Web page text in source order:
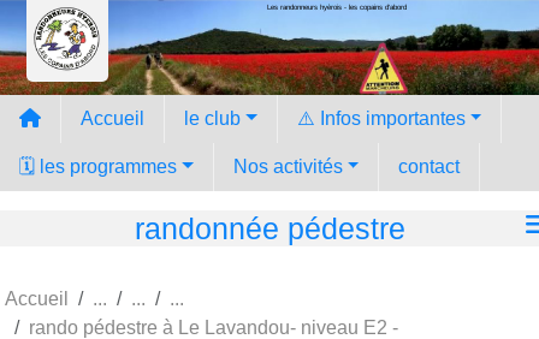
Les randonneurs hyèrois - les copains d'abord
Accueil le club ⚠️ Infos importantes
🗓️ les programmes Nos activités contact
randonnée pédestre
Accueil
rando pédestre à Le Lavandou- niveau E2 -
Panneau de gestion des cookies